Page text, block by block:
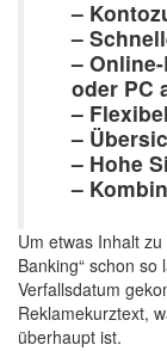
–
–
–
oder PC
–
–
– Hohe
–
Um etwas Inhalt
Banking“ schon
Verfallsdatum
Reklamekurztext,
überhaupt ist.